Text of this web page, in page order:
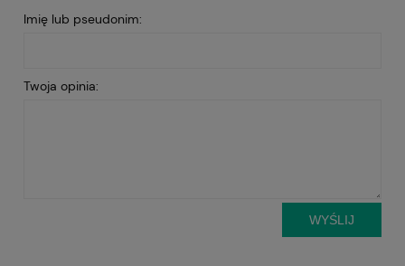
Imię lub pseudonim:
Twoja opinia:
WYŚLIJ